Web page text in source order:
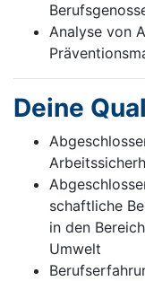
Analyse von
Deine
schaft­liche
in den
Umwelt